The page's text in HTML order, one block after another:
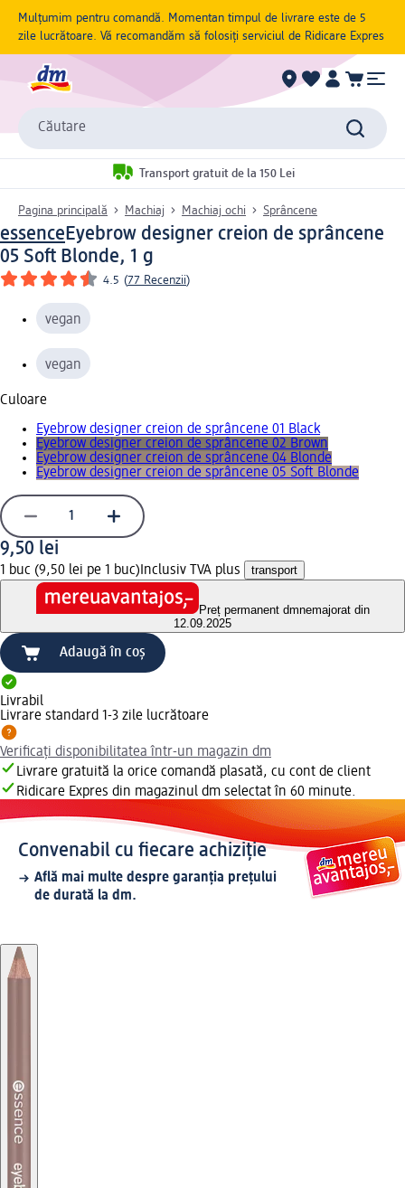
Mulțumim pentru comandă. Momentan timpul de livrare este de 5
zile lucrătoare. Vă recomandăm să folosiți serviciul de Ridicare Expres
Căutare
Transport gratuit de la 150 Lei
Pagina principală Machiaj Machiaj ochi Sprâncene
essenceEyebrow designer creion de sprâncene
05 Soft Blonde, 1 g
4.5 (77 Recenzii)
vegan
vegan
Culoare
Eyebrow designer creion de sprâncene 01 Black
Eyebrow designer creion de sprâncene 02 Brown
Eyebrow designer creion de sprâncene 04 Blonde
Eyebrow designer creion de sprâncene 05 Soft Blonde
9,50 lei
1 buc (9,50 lei pe 1 buc) Inclusiv TVA plus transport
Preț permanent dmnemajorat din
12.09.2025
Adaugă în coș
Livrabil
Livrare standard 1-3 zile lucrătoare
Verificați disponibilitatea într-un magazin dm
Livrare gratuită la orice comandă plasată, cu cont de client
Ridicare Expres din magazinul dm selectat în 60 minute.
Convenabil cu fiecare achiziție
Află mai multe despre garanția prețului
de durată la dm.